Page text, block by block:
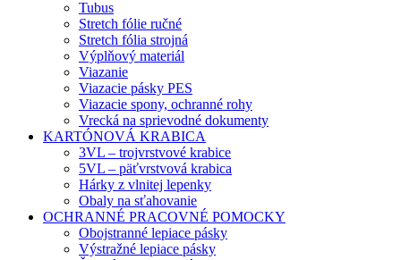
Tubus
Stretch fólie ručné
Stretch fólia strojná
Výplňový materiál
Viazanie
Viazacie pásky PES
Viazacie spony, ochranné rohy
Vrecká na sprievodné dokumenty
KARTÓNOVÁ KRABICA
3VL – trojvrstvové krabice
5VL – päťvrstvová krabica
Hárky z vlnitej lepenky
Obaly na sťahovanie
OCHRANNÉ PRACOVNÉ POMOCKY
Obojstranné lepiace pásky
Výstražné lepiace pásky